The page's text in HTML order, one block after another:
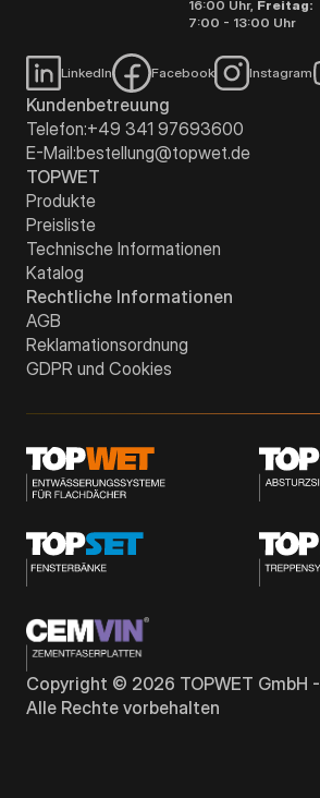
16:00 Uhr, Freitag:
7:00 - 13:00 Uhr
LinkedIn Facebook Instagram
Kundenbetreuung
Telefon:+49 341 97693600
E-Mail:bestellung@topwet.de
TOPWET
Produkte
Preisliste
Technische Informationen
Katalog
Rechtliche Informationen
AGB
Reklamationsordnung
GDPR und Cookies
Copyright © 2026 TOPWET GmbH -
Alle Rechte vorbehalten